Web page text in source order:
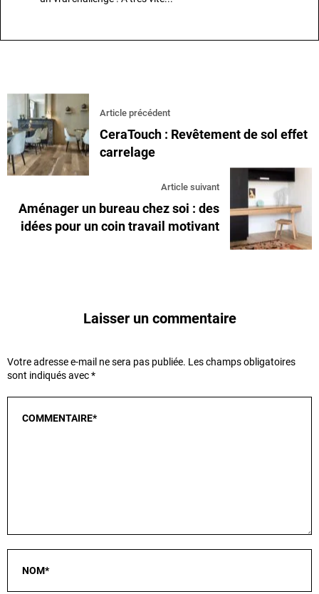
Article précédent
CeraTouch : Revêtement de sol effet
carrelage
Article suivant
Aménager un bureau chez soi : des
idées pour un coin travail motivant
Laisser un commentaire
Votre adresse e-mail ne sera pas publiée. Les champs obligatoires
sont indiqués avec*